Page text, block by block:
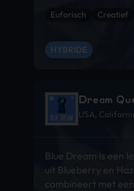
Euforisch Creatief
HYBRIDE
Dream
USA,
Blue Dream is een
uit Blueberry en
combineert met